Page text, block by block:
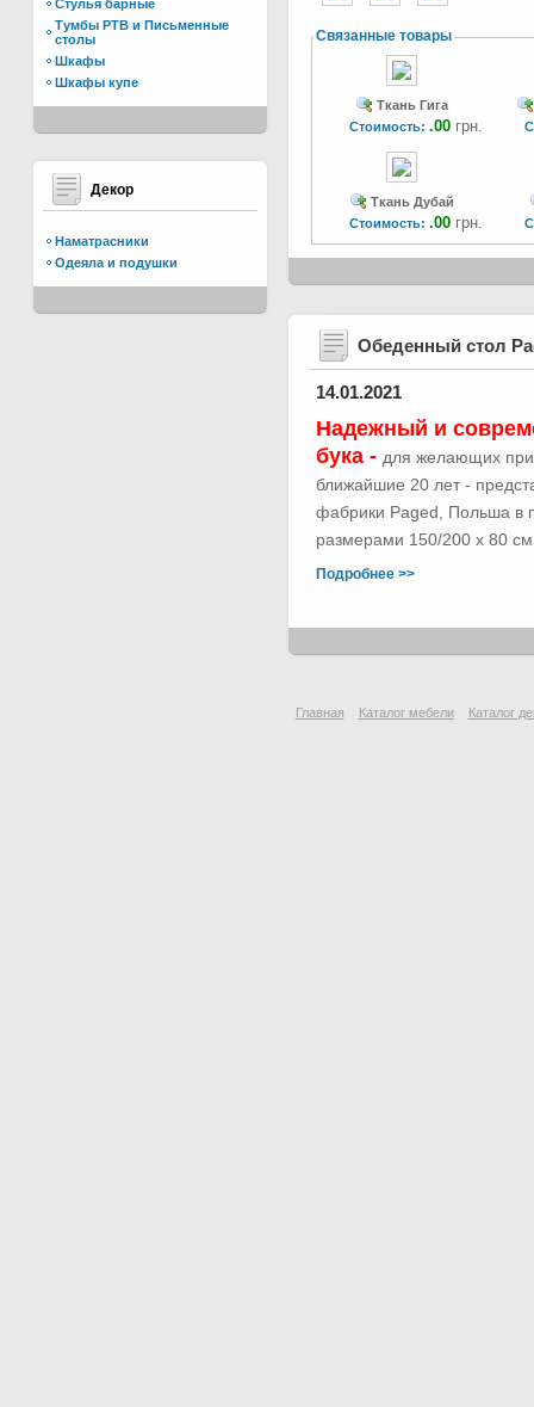
Стулья барные
Тумбы РТВ и Письменные
столы
Шкафы
Шкафы купе
Декор
Наматрасники
Одеяла и подушки
Связанные товары
Ткань Гига
Стоимость: .00 грн.
Ткань Дубай
Стоимость: .00 грн.
Обеденный стол
14.01.2021
Надежный и
бука - для желающих
ближайшие 20 лет -
фабрики Paged, Польша в
размерами 150/200 х 80
Подробнее >>
Главная Каталог мебели Каталог